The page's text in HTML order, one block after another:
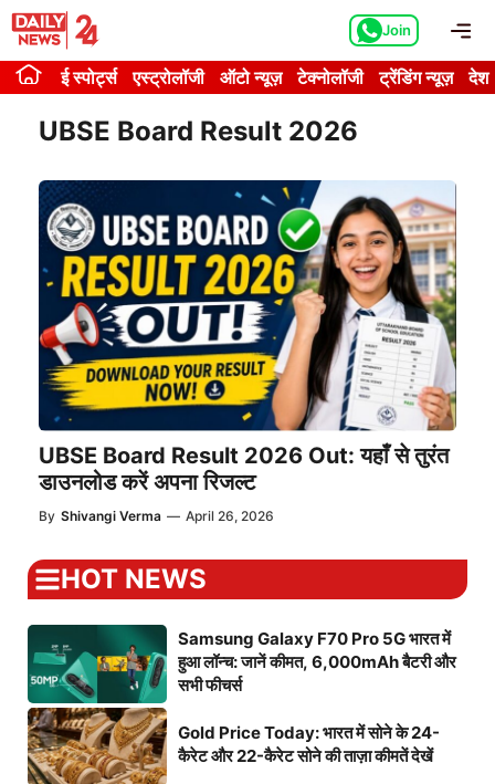
Skip
content
Join
ई स्पोर्ट्स एस्ट्रोलॉजी ऑटो न्यूज़ टेक्नोलॉजी ट्रेंडिंग न्यूज़ देश
UBSE Board Result 2026
UBSE Board Result 2026 Out: यहाँ से तुरंत
डाउनलोड करें अपना रिजल्ट
By Shivangi Verma — April 26, 2026
HOT NEWS
Samsung Galaxy F70 Pro 5G भारत में
हुआ लॉन्च: जानें कीमत, 6,000mAh बैटरी और
सभी फीचर्स
Gold Price Today: भारत में सोने के 24-
कैरेट और 22-कैरेट सोने की ताज़ा कीमतें देखें